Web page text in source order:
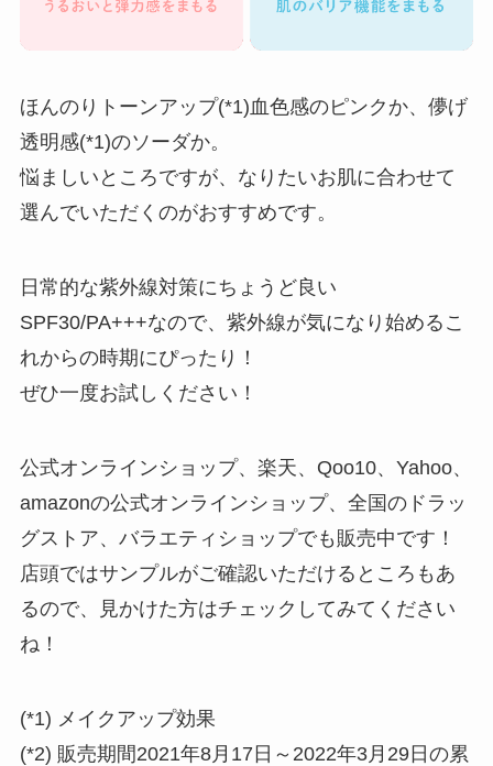
ほんのりトーンアップ(*1)血色感のピンクか、儚げ
透明感(*1)のソーダか。
悩ましいところですが、なりたいお肌に合わせて
選んでいただくのがおすすめです。
日常的な紫外線対策にちょうど良い
SPF30/PA+++なので、紫外線が気になり始めるこ
れからの時期にぴったり！
ぜひ一度お試しください！
公式オンラインショップ、楽天、Qoo10、Yahoo、
amazonの公式オンラインショップ、全国のドラッ
グストア、バラエティショップでも販売中です！
店頭ではサンプルがご確認いただけるところもあ
るので、見かけた方はチェックしてみてください
ね！
(*1) メイクアップ効果
(*2) 販売期間2021年8月17日～2022年3月29日の累